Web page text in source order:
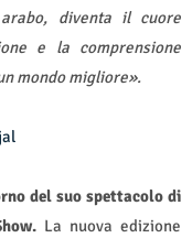
diventa il cuore
e la comprensione
mondo migliore».
del suo spettacolo di
La nuova edizione